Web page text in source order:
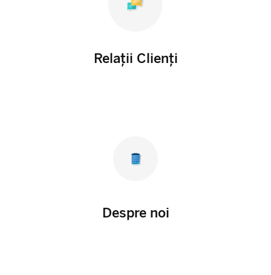
Relații Clienți
Despre noi